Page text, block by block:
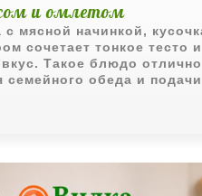
и омлетом
с мясной начинкой,
сочетает тонкое тесто и
Такое блюдо отлично
семейного обеда и